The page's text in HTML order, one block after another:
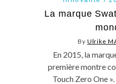
La marque
By Ulrike
En 2015, la
première montre
Touch Zero One